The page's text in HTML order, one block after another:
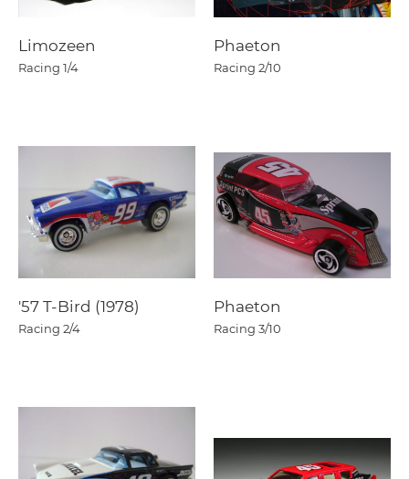
Limozeen
Racing 1/4
Phaeton
Racing 2/10
'57 T-Bird (1978)
Racing 2/4
Phaeton
Racing 3/10